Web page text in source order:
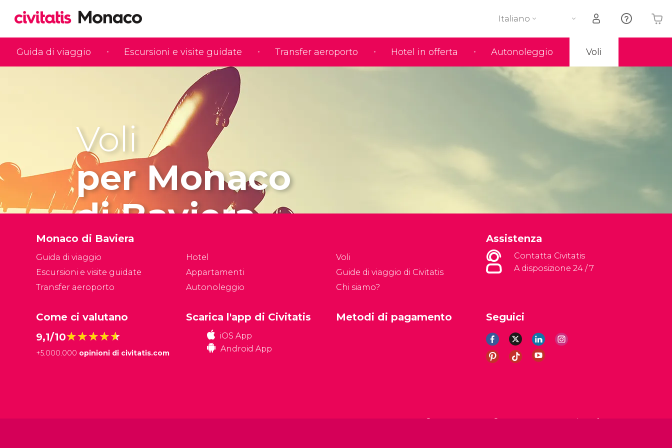
Guida di viaggio Escursioni e visite guidate Transfer aeroporto Hotel in offerta Autonoleggio Voli
Italiano
Il tuo carrello è vuoto
Voli
per Monaco
di Baviera
Monaco di Baviera
Guida di viaggio
Escursioni e visite guidate
Transfer aeroporto
Hotel
Appartamenti
Autonoleggio
Voli
Guide di viaggio di Civitatis
Chi siamo?
Assistenza
Contatta Civitatis
A disposizione 24 / 7
Come ci valutano
9,1/10★★★★★
★★★★★
+5.000.000 opinioni di civitatis.com
Seguici
Scarica l'app di Civitatis
iOS App
Android App
Metodi di pagamento